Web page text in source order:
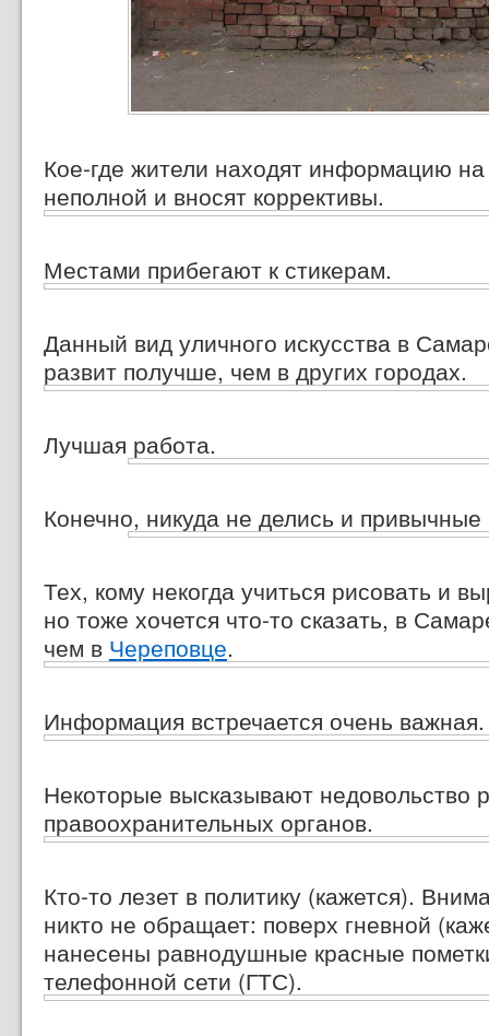
Кое-где жители находят информацию на
неполной и вносят коррективы.
Местами прибегают к стикерам.
Данный вид уличного искусства в
развит получше, чем в других городах.
Лучшая работа.
Конечно, никуда не делись и
Тех, кому некогда учиться рисовать и
но тоже хочется что-то сказать, в
чем в Череповце.
Информация встречается очень важная.
Некоторые высказывают недовольство
правоохранительных органов.
Кто-то лезет в политику (кажется).
никто не обращает: поверх гневной
нанесены равнодушные красные
телефонной сети (ГТС).